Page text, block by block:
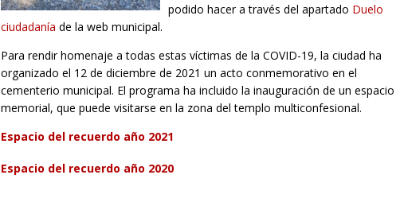
podido hacer a través del apartado Duelo
ciudadanía de la web municipal.
Para rendir homenaje a todas estas víctimas de la COVID-19, la ciudad ha
organizado el 12 de diciembre de 2021 un acto conmemorativo en el
cementerio municipal. El programa ha incluido la inauguración de un espacio
memorial, que puede visitarse en la zona del templo multiconfesional.
Espacio del recuerdo año 2021
Espacio del recuerdo año 2020